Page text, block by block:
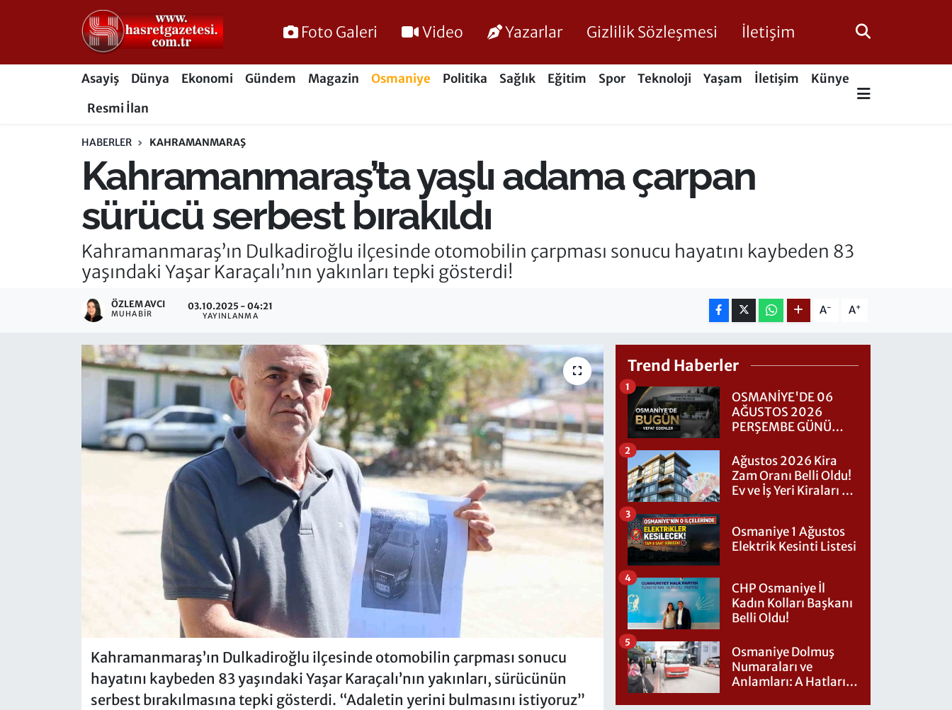
Foto Galeri Video Yazarlar Gizlilik Sözleşmesi İletişim
Asayiş Dünya Ekonomi Gündem Magazin Osmaniye Politika Sağlık Eğitim Spor Teknoloji Yaşam İletişim
Künye
Resmi İlan
HABERLER KAHRAMANMARAŞ
Kahramanmaraş’ta yaşlı adama çarpan
sürücü serbest bırakıldı
Kahramanmaraş’ın Dulkadiroğlu ilçesinde otomobilin çarpması sonucu hayatını kaybeden 83
yaşındaki Yaşar Karaçalı’nın yakınları tepki gösterdi!
ÖZLEM AVCI
MUHABIR
03.10.2025 - 04:21
YAYINLANMA A- A+
Kahramanmaraş’ın Dulkadiroğlu ilçesinde otomobilin çarpması sonucu
hayatını kaybeden 83 yaşındaki Yaşar Karaçalı’nın yakınları, sürücünün
serbest bırakılmasına tepki gösterdi. “Adaletin yerini bulmasını istiyoruz”
Trend Haberler
OSMANİYE'DE 06
AĞUSTOS 2026
PERŞEMBE GÜNÜ
1
Ağustos 2026 Kira
Zam Oranı Belli Oldu!
Ev ve İş Yeri Kiraları Ne
2
Osmaniye 1 Ağustos
Elektrik Kesinti Listesi
3
CHP Osmaniye İl
Kadın Kolları Başkanı
Belli Oldu!
4
Osmaniye Dolmuş
Numaraları ve
Anlamları: A Hatları
5
Osmaniye Nöbetçi Eczaneler
Osmaniye Hava Durumu
Süper Lig Puan Durumu ve Fikstür
Tüm Manşetler
Son Dakika Haberleri
Haber Arşivi